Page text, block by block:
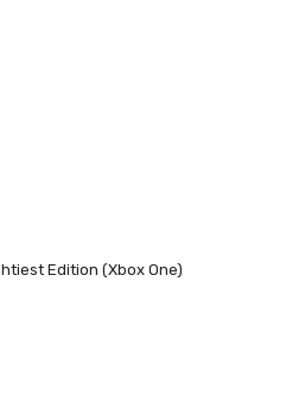
Edition (Xbox One)